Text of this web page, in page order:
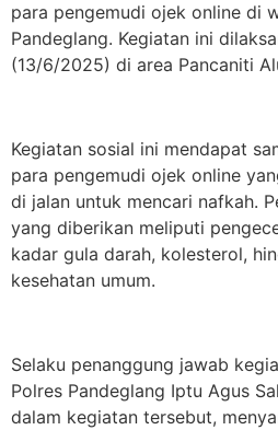
para pengemudi ojek online di
Pandeglang. Kegiatan ini
(13/6/2025) di area Pancaniti
Kegiatan sosial ini mendapat
para pengemudi ojek online
di jalan untuk mencari nafkah.
yang diberikan meliputi
kadar gula darah, kolesterol,
kesehatan umum.
Selaku penanggung jawab
Polres Pandeglang Iptu Agus
dalam kegiatan tersebut,